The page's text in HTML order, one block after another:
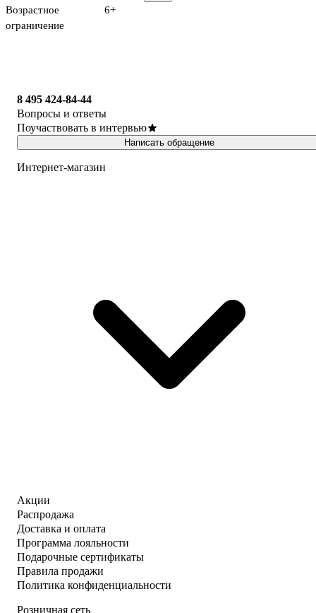
Возрастное
ограничение
6+
8 495 424-84-44
Вопросы и ответы
Поучаствовать в интервью
Написать обращение
Интернет-магазин
Акции
Распродажа
Доставка и оплата
Программа лояльности
Подарочные сертификаты
Правила продажи
Политика конфиденциальности
Розничная сеть